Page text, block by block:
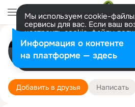
Мы используем cookie-
сервисы для вас. Если ваш
настроить cookie-файлы
представитель. Больше
Разрешить все Настроить
Natali
натания 10
Подробнее
Добавить в друзья Написать
Информация о контенте
на платформе — здесь